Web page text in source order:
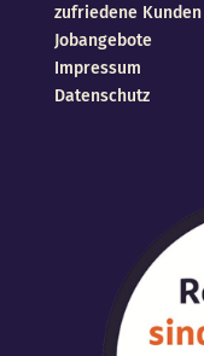
zufriedene Kunden
Jobangebote
Impressum
Datenschutz